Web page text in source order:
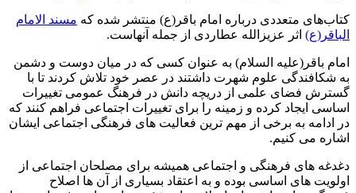
کتاب‌های متعددی درباره امام باقر(ع) منتشر شده که مسند الامام
الباقر(ع) اثر عزیزالله عطاردی از جمله آنهاست.
امام باقر(علیه السلام) به عنوان کسی که در میان دوست و دشمن
به شکافندگی علوم شهرت داشتند در عصر خود تلاش کردند تا با
گسترش فضای علمی از دریچه دانش در فرهنگ عمومی تغییرات
اساسی ایجاد کرده و زمینه را برای تغییرات اجتماعی فراهم کنند که
در ادامه به برخی از مهم ترین فعالیت های فرهنگی اجتماعی ایشان
اشاره می کنیم.
دغدغه های فرهنگی و اجتماعی همیشه برای مصلحان اجتماعی از
اولویت های اساسی بوده و به اعتقاد بسیاری از آن ها اصلاح